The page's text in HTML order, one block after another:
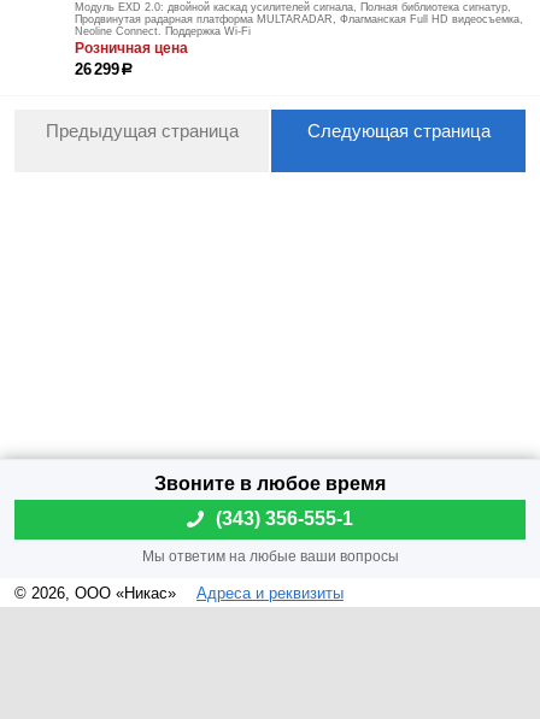
Модуль EXD 2.0: двойной каскад усилителей сигнала, Полная библиотека сигнатур,
Продвинутая радарная платформа MULTARADAR, Флагманская Full HD видеосъемка,
Neoline Connect. Поддержка Wi-Fi
Розничная цена
26 299р
Предыдущая страница Следующая страница
© 2026, ООО «Никас» Адреса и реквизиты
(343) 356-555-1